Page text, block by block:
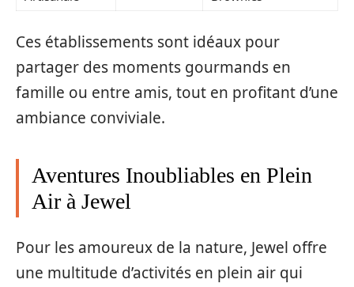
Ces établissements sont idéaux pour
partager des moments gourmands en
famille ou entre amis, tout en profitant d’une
ambiance conviviale.
Aventures Inoubliables en Plein
Air à Jewel
Pour les amoureux de la nature, Jewel offre
une multitude d’activités en plein air qui